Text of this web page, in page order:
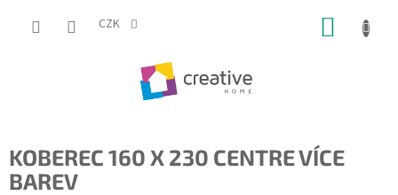
CZK
KOBEREC 160 X 230 CENTRE VÍCE
BAREV